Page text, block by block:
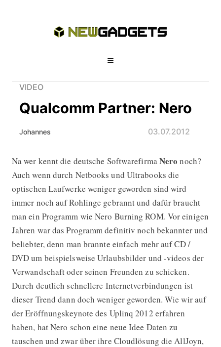
VIDEO
Qualcomm Partner: Nero
Johannes 03.07.2012
Qualcomm Partner: Nero
Na wer kennt die deutsche Softwarefirma Nero noch?
Auch wenn durch Netbooks und Ultrabooks die
optischen Laufwerke weniger geworden sind wird
immer noch auf Rohlinge gebrannt und dafür braucht
man ein Programm wie Nero Burning ROM. Vor einigen
Jahren war das Programm definitiv noch bekannter und
beliebter, denn man brannte einfach mehr auf CD /
DVD um beispielsweise Urlaubsbilder und -videos der
Verwandschaft oder seinen Freunden zu schicken.
Durch deutlich schnellere Internetverbindungen ist
dieser Trend dann doch weniger geworden. Wie wir auf
der Eröffnungskeynote des Uplinq 2012 erfahren
haben, hat Nero schon eine neue Idee Daten zu
tauschen und zwar über ihre Cloudlösung die AllJoyn,